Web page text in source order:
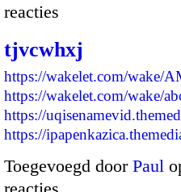
reacties
tjvcwhxj
https://wakelet.com/wake/
https://wakelet.com/wake/
https://
https://
Toegevoegd door Paul